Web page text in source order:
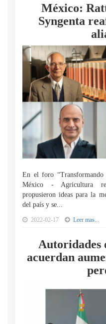
México:
Syngenta
En el foro “Transformando
México - Agricultura
propusieron ideas para la
del país y se...
2022-02-17 Leer mas...
Autoridades
acuerdan